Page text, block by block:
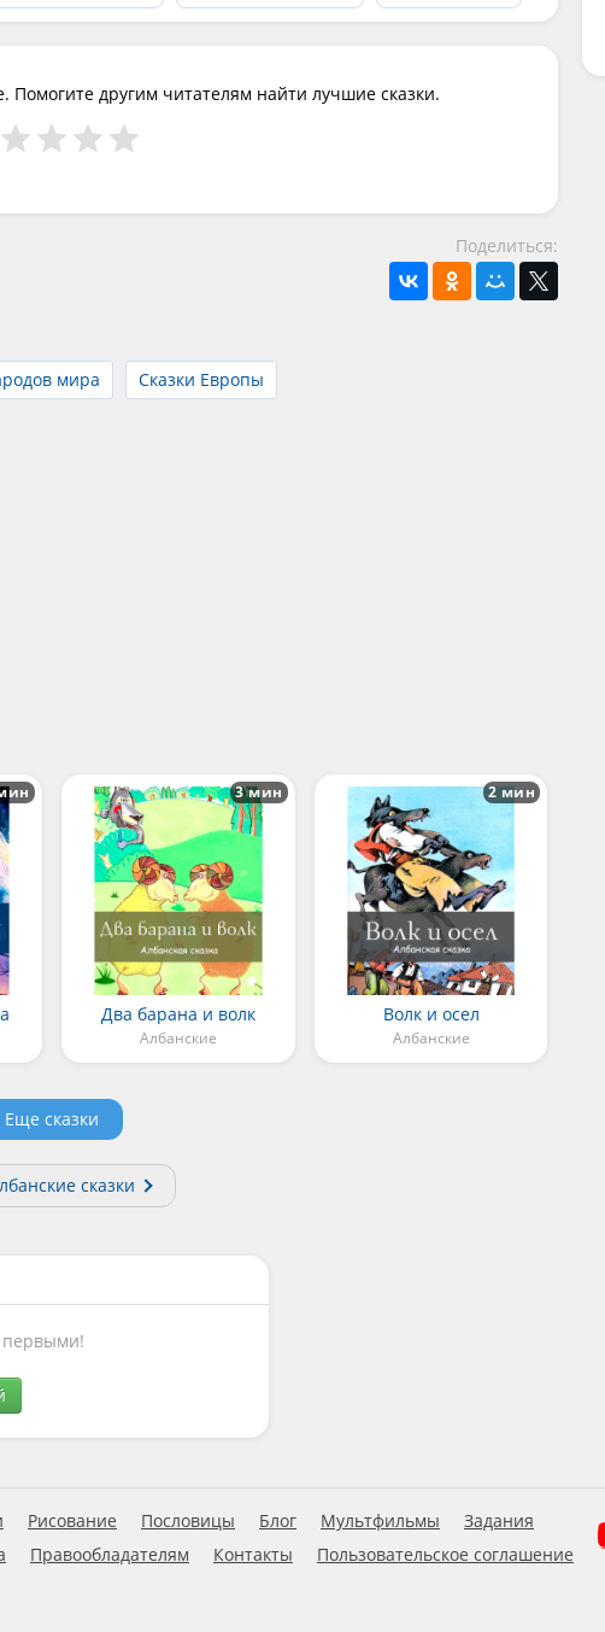
Помогите другим читателям найти лучшие сказки.
Поделиться:
мира Сказки Европы
Два барана и волк
Албанские
3 мин
Волк и осел
Албанские
2 мин
Еще сказки
сказки
первыми!
Рисование Пословицы Блог Мультфильмы
Задания
Правообладателям Контакты
Пользовательское соглашение